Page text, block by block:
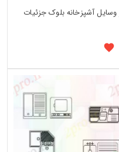
آشپزخانه بلوک جزئیات